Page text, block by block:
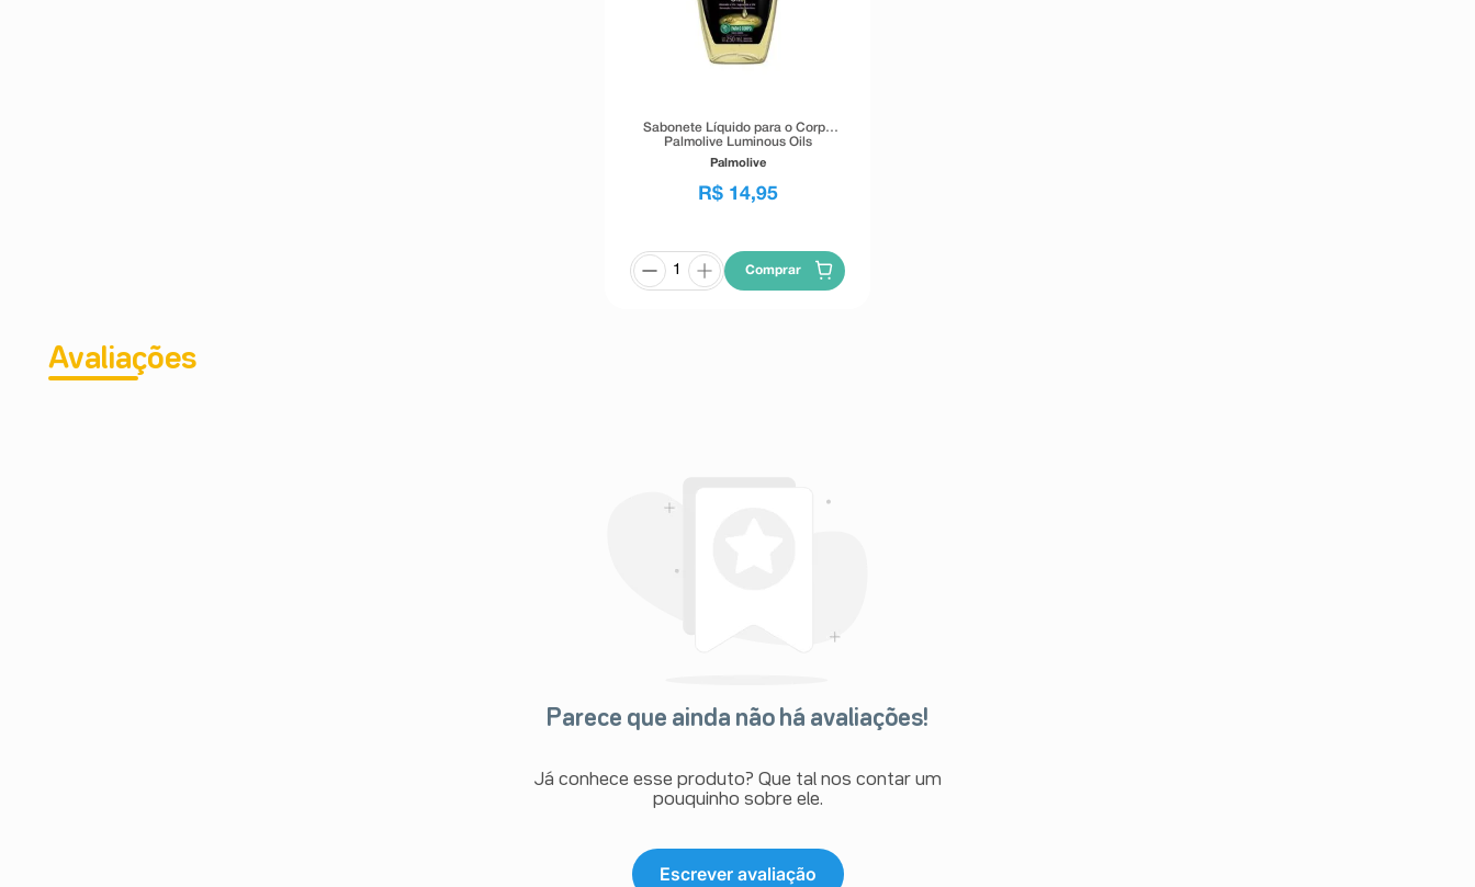
Sabonete Líquido para o Corpo
Palmolive Luminous Oils
Sensação Nutritiva 250ml
Palmolive
R$ 14,95
Comprar
Avaliações
Parece que ainda não há avaliações!
Já conhece esse produto? Que tal nos contar um
pouquinho sobre ele.
Escrever avaliação